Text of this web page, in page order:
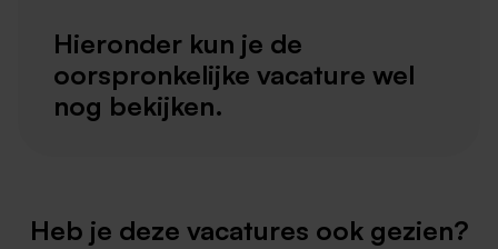
Hieronder kun je de
oorspronkelijke vacature wel
nog bekijken.
Heb je deze vacatures ook gezien?